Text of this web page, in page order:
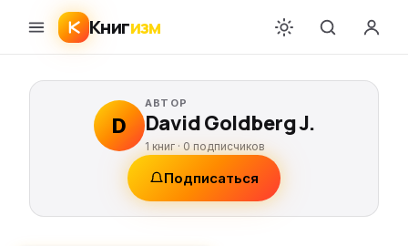
Книгизм
D
АВТОР
David Goldberg J.
1 книг · 0 подписчиков
Подписаться